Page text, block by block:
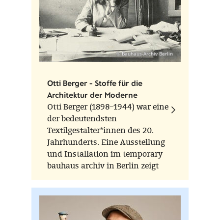
© Bauhaus-Archiv Berlin
Otti Berger - Stoffe für die
Architektur der Moderne
Otti Berger (1898–1944) war eine
der bedeutendsten
Textilgestalter*innen des 20.
Jahrhunderts. Eine Ausstellung
und Installation im temporary
bauhaus archiv in Berlin zeigt
vom 15. März - 24. August 2024
ihr Werk in neuer Perspektive.